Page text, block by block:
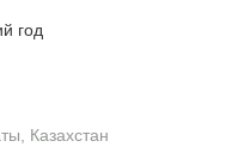
год
Казахстан